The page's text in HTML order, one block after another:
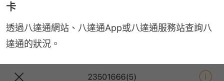
卡
透過八達通網站、八達通App或八達通服務站查詢八
達通的狀況。